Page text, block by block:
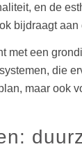
en de
bijdraagt aan
met een
die
maar ook